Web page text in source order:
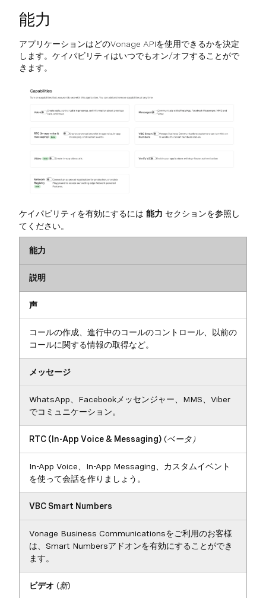
能力
アプリケーションはどのVonage APIを使用できるかを決定
します。ケイパビリティはいつでもオン/オフすることがで
きます。
ケイパビリティを有効にするには 能力 セクションを参照し
てください。
能力
説明
声
コールの作成、進行中のコールのコントロール、以前の
コールに関する情報の取得など。
メッセージ
WhatsApp、Facebookメッセンジャー、MMS、Viber
でコミュニケーション。
RTC (In-App Voice & Messaging) (ベータ）
In-App Voice、In-App Messaging、カスタムイベント
を使って会話を作りましょう。
VBC Smart Numbers
Vonage Business Communicationsをご利用のお客様
は、Smart Numbersアドオンを有効にすることができ
ます。
ビデオ (新)